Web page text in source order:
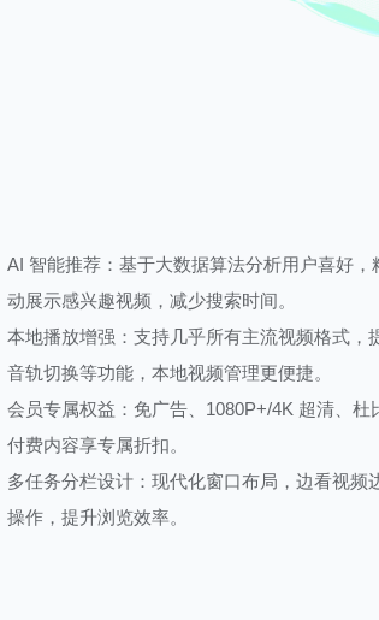
AI 智能推荐：基于大数据算法分析用户喜好
动展示感兴趣视频，减少搜索时间。
本地播放增强：支持几乎所有主流视频格式，
音轨切换等功能，本地视频管理更便捷。
会员专属权益：免广告、1080P+/4K 超清、杜
付费内容享专属折扣。
多任务分栏设计：现代化窗口布局，边看视频
操作，提升浏览效率。